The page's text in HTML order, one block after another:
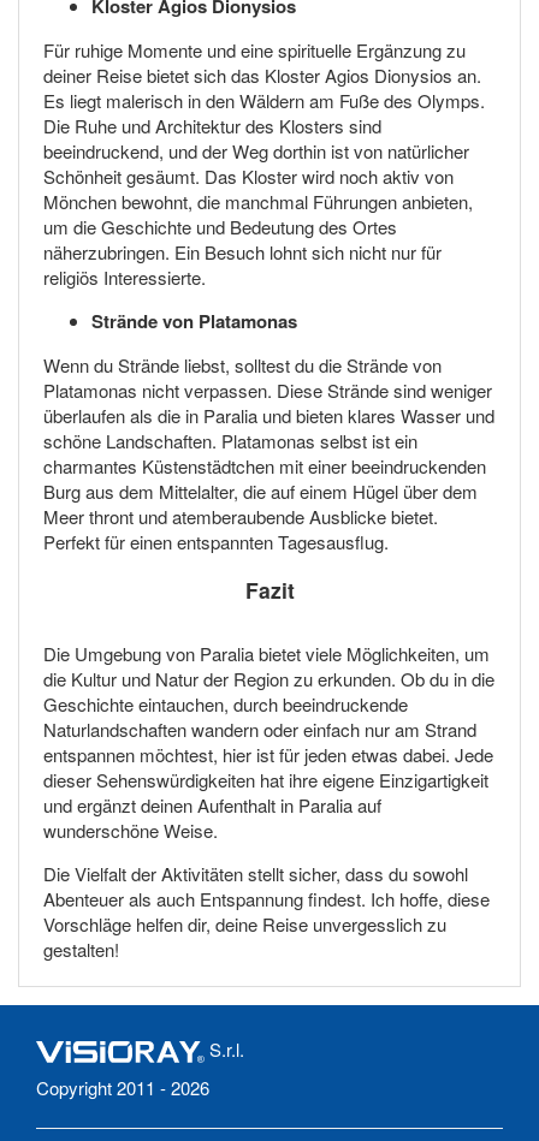
Kloster Agios Dionysios
Für ruhige Momente und eine spirituelle Ergänzung zu
deiner Reise bietet sich das Kloster Agios Dionysios an.
Es liegt malerisch in den Wäldern am Fuße des Olymps.
Die Ruhe und Architektur des Klosters sind
beeindruckend, und der Weg dorthin ist von natürlicher
Schönheit gesäumt. Das Kloster wird noch aktiv von
Mönchen bewohnt, die manchmal Führungen anbieten,
um die Geschichte und Bedeutung des Ortes
näherzubringen. Ein Besuch lohnt sich nicht nur für
religiös Interessierte.
Strände von Platamonas
Wenn du Strände liebst, solltest du die Strände von
Platamonas nicht verpassen. Diese Strände sind weniger
überlaufen als die in Paralia und bieten klares Wasser und
schöne Landschaften. Platamonas selbst ist ein
charmantes Küstenstädtchen mit einer beeindruckenden
Burg aus dem Mittelalter, die auf einem Hügel über dem
Meer thront und atemberaubende Ausblicke bietet.
Perfekt für einen entspannten Tagesausflug.
Fazit
Die Umgebung von Paralia bietet viele Möglichkeiten, um
die Kultur und Natur der Region zu erkunden. Ob du in die
Geschichte eintauchen, durch beeindruckende
Naturlandschaften wandern oder einfach nur am Strand
entspannen möchtest, hier ist für jeden etwas dabei. Jede
dieser Sehenswürdigkeiten hat ihre eigene Einzigartigkeit
und ergänzt deinen Aufenthalt in Paralia auf
wunderschöne Weise.
Die Vielfalt der Aktivitäten stellt sicher, dass du sowohl
Abenteuer als auch Entspannung findest. Ich hoffe, diese
Vorschläge helfen dir, deine Reise unvergesslich zu
gestalten!
S.r.l.
Copyright 2011 - 2026